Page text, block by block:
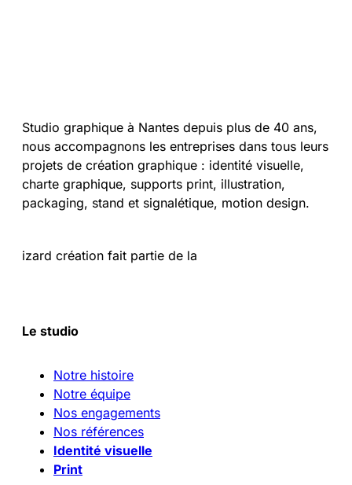
Studio graphique à Nantes depuis plus de 40 ans,
nous accompagnons les entreprises dans tous leurs
projets de création graphique : identité visuelle,
charte graphique, supports print, illustration,
packaging, stand et signalétique, motion design.
izard création fait partie de la
Le studio
Notre histoire
Notre équipe
Nos engagements
Nos références
Identité visuelle
Print